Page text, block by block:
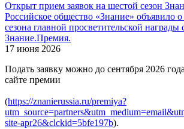
Открыт прием заявок на шестой сезон
Российское общество «Знание» объявило о
сезона главной просветительской
Знание.Премия.
17 июня 2026
Подать заявку можно до сентября 2026
сайте премии
(https://znanierussia.ru/premiya?
site-apr26&clckid=5bfe197b).